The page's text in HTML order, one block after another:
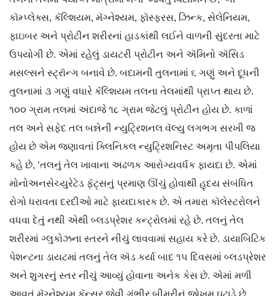
કૉમ્પ્લેક્સ, કૅલ્શિયમ, મૅગ્નેશ્યમ, ફૉસ્ફરસ, ઝિન્ક, સેલેનિયમ,
ફાઇબર અને પ્રોટીન શરીરનાં હાડકાંથી લઈને વાળની સુંદરતા માટે
ઉપયોગી છે. એમાં રહેલું ડાયટરી પ્રોટીન અને ઍમિનો ઍસિડ
મસલ્સને સ્ટ્રૉન્ગ બનાવે છે. બદામની તુલનામાં ૬ ગણું અને દૂધની
તુલનામાં ૩ ગણું વધારે કૅલ્શિયમ તલના તેલમાંથી પ્રાપ્ત થાય છે.
૧૦૦ ગ્રામ તલમાં અંદાજે ૧૮ ગ્રામ જેટલું પ્રોટીન હોય છે. કાળાં
તલ અને સફેદ તલ બન્નેની ન્યુટ્રિશનલ વૅલ્યુ લગભગ સરખી જ
હોય છે એમ જણાવતાં ક્લિનિકલ ન્યુટ્રિશનિસ્ટ અમૃતા પીપલિયા
કહે છે, ‘તલનું તેલ ખાવાના અઢળક આરોગ્યવર્ધક ફાયદા છે. એમાં
મોનોઅનસેચ્યુરેટેડ ફૅટ્સનું પ્રમાણ ઊંચું હોવાથી હૃદય સંબંધિત
રોગો ધરાવતા દરદીઓ માટે ફાયદાકારક છે. એ તમારા કૉલેસ્ટરોલને
વધવા દેતું નથી એથી બ્લડપ્રેશર કન્ટ્રોલમાં રહે છે. તલનું તેલ
શરીરમાં ગ્લુકોઝના સ્તરને નીચું લાવવામાં સહાય કરે છે. ડાયાબિટિક
પેશન્ટના ડાયટમાં તલનું તેલ ઍડ કર્યા બાદ ૧૫ દિવસમાં બ્લડપ્રેશર
અને શુગરનું સ્તર નીચું આવ્યું હોવાના અનેક કેસ છે. એમાં મળી